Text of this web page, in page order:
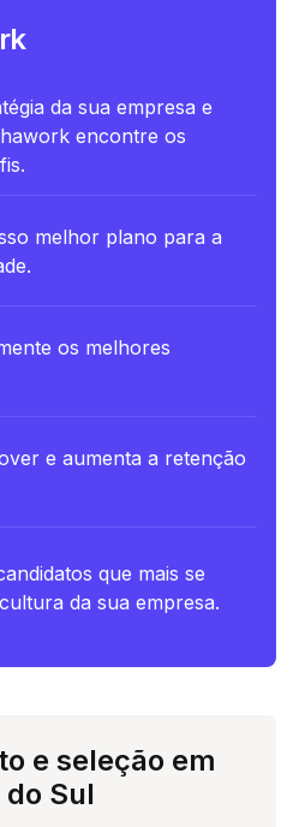
da sua empresa e
encontre os
melhor plano para a
os melhores
e aumenta a retenção
que mais se
da sua empresa.
e seleção em
Sul